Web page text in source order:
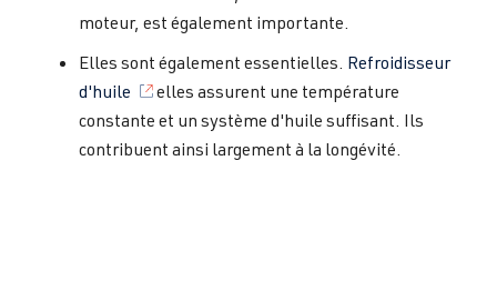
moteur, est également importante.
Elles sont également essentielles. Refroidisseur
d'huile
elles assurent une température
constante et un système d'huile suffisant. Ils
contribuent ainsi largement à la longévité.